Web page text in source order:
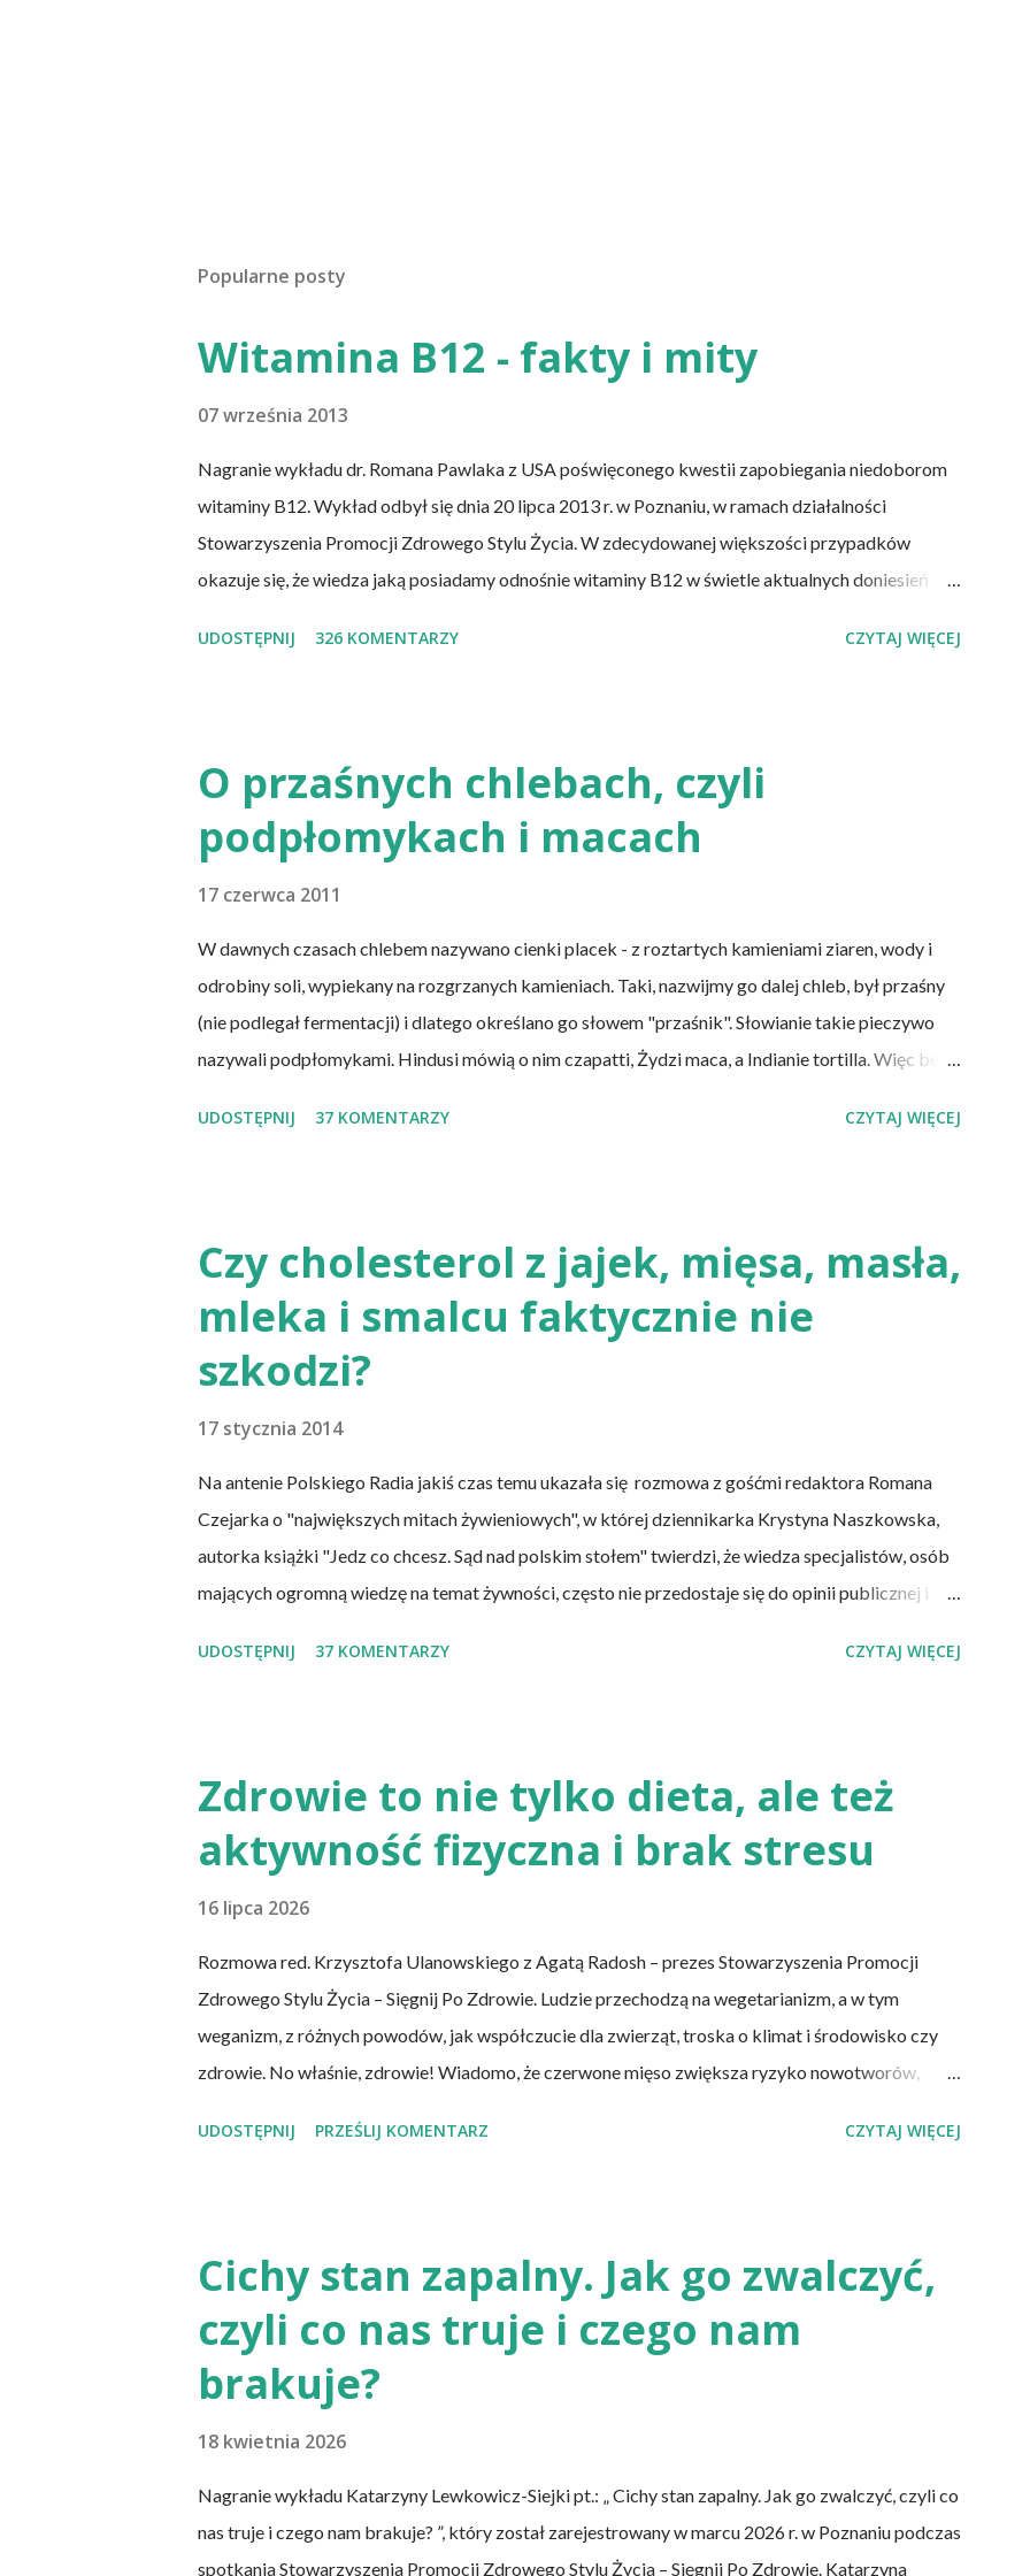
Popularne posty
Witamina B12 - fakty i mity
07 września 2013
Nagranie wykładu dr. Romana Pawlaka z USA poświęconego kwestii zapobiegania niedoborom
witaminy B12. Wykład odbył się dnia 20 lipca 2013 r. w Poznaniu, w ramach działalności
Stowarzyszenia Promocji Zdrowego Stylu Życia. W zdecydowanej większości przypadków
okazuje się, że wiedza jaką posiadamy odnośnie witaminy B12 w świetle aktualnych doniesień
świecie. W grupie osób narażonych na jej niedobór znajdują się miedzy innymi weganie (ludzie,
zwierzęcego, takie jak mleko, przetwory mleczne i jajka), osoby po 50 roku życia, niezależnie od
ich diety, osoby, które poddały się operacji żołądka lub którym wycięto dolną część jelita
cienkiego, a także osoby chorujące na AIDS. Inni, w tym np. osoby chorujące na cukrzycę, a także
UDOSTĘPNIJ 326 KOMENTARZY CZYTAJ WIĘCEJ
O przaśnych chlebach, czyli
podpłomykach i macach
17 czerwca 2011
W dawnych czasach chlebem nazywano cienki placek - z roztartych kamieniami ziaren, wody i
odrobiny soli, wypiekany na rozgrzanych kamieniach. Taki, nazwijmy go dalej chleb, był przaśny
(nie podlegał fermentacji) i dlatego określano go słowem "przaśnik". Słowianie takie pieczywo
nazywali podpłomykami. Hindusi mówią o nim czapatti, Żydzi maca, a Indianie tortilla. Więc bez
dzisiejsze chleby. Nie było w nich przede wszystkich ani drożdży, ani zakwasu. Świeże, przaśne
prapradziadów możemy także spożywać przaśny, niekwaszony chleb. Najprostszy przepis na
podpłomyki to: wziąć mąkę, wodę i trochę soli. Z tych składników zagnieść ciasto, dodając mąkę
w takiej ilości, aby ciasto nie kleiło się do palców. Z kolei r...
UDOSTĘPNIJ 37 KOMENTARZY CZYTAJ WIĘCEJ
Czy cholesterol z jajek, mięsa, masła,
mleka i smalcu faktycznie nie
szkodzi?
17 stycznia 2014
Na antenie Polskiego Radia jakiś czas temu ukazała się rozmowa z gośćmi redaktora Romana
Czejarka o "największych mitach żywieniowych", w której dziennikarka Krystyna Naszkowska,
autorka książki "Jedz co chcesz. Sąd nad polskim stołem" twierdzi, że wiedza specjalistów, osób
mających ogromną wiedzę na temat żywności, często nie przedostaje się do opinii publicznej i
naszym potwornym wrogiem jest największym oszustwem, a jaja możemy jeść w dowolnej ilości,
problem. To budzi niepewność i brak zaufania do instytucji służby zdrowia, bowiem
społeczeństwo oczekuje konkretnych, jednolitych zaleceń. Trzeba pamiętać, że każdego roku
towarzystwa naukowe czy grupy robocze z różnych dziedzin publikują...
UDOSTĘPNIJ 37 KOMENTARZY CZYTAJ WIĘCEJ
Zdrowie to nie tylko dieta, ale też
aktywność fizyczna i brak stresu
16 lipca 2026
Rozmowa red. Krzysztofa Ulanowskiego z Agatą Radosh – prezes Stowarzyszenia Promocji
Zdrowego Stylu Życia – Sięgnij Po Zdrowie. Ludzie przechodzą na wegetarianizm, a w tym
weganizm, z różnych powodów, jak współczucie dla zwierząt, troska o klimat i środowisko czy
zdrowie. No właśnie, zdrowie! Wiadomo, że czerwone mięso zwiększa ryzyko nowotworów,
zachorowania na raka. Czy jednak dieta wegańska dostarczy organizmowi wszystkich
sumowało w słupkach? – Nie ma takiej potrzeby – uspokaja Agata Radosh, prezes
Stowarzyszenia Promocji Zdrowego Stylu Życia – Sięgnij Po Zdrowie. – Choć owszem, gdy
chcemy nauczyć się podstaw komponowania diety wegańskiej, możemy spisywać to, co
spożywamy, w jakich ilościach, jaką ma to wartość od...
UDOSTĘPNIJ PRZEŚLIJ KOMENTARZ CZYTAJ WIĘCEJ
Cichy stan zapalny. Jak go zwalczyć,
czyli co nas truje i czego nam
brakuje?
18 kwietnia 2026
Nagranie wykładu Katarzyny Lewkowicz-Siejki pt.: „ Cichy stan zapalny. Jak go zwalczyć, czyli co
nas truje i czego nam brakuje? ”, który został zarejestrowany w marcu 2026 r. w Poznaniu podczas
spotkania Stowarzyszenia Promocji Zdrowego Stylu Życia – Sięgnij Po Zdrowie. Katarzyna